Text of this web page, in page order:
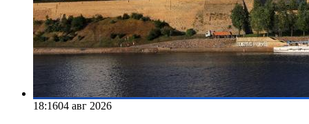
18:1604 авг 2026